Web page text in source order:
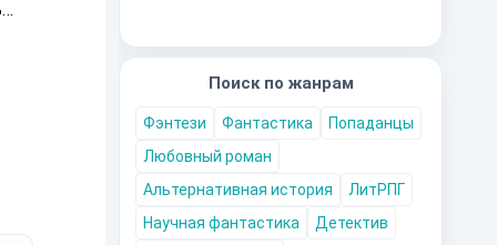
Поиск по жанрам
Фэнтези Фантастика
Попаданцы
Любовный роман
Альтернативная история
ЛитРПГ
Научная фантастика
Детектив